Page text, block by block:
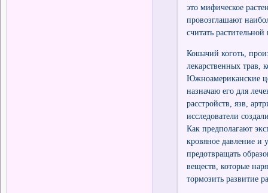
это мифическое
провозглашают
считать
Кошачий коготь,
лекарственных трав,
Южноамериканские
назначаю его для
расстройств, язв,
исследователи
Как предполагают
кровяное давление и
предотвращать
веществ, которые
тормозить развитие